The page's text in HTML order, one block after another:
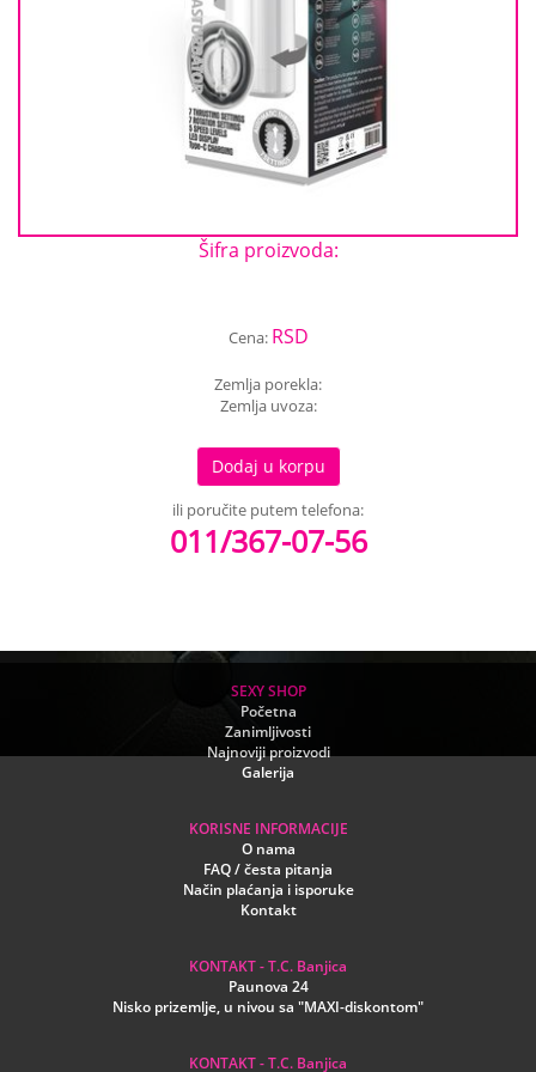
Šifra proizvoda:
Cena: RSD
Zemlja porekla:
Zemlja uvoza:
Dodaj u korpu
ili poručite putem telefona:
011/367-07-56
SEXY SHOP
Početna
Zanimljivosti
Najnoviji proizvodi
Galerija
KORISNE INFORMACIJE
O nama
FAQ / česta pitanja
Način plaćanja i isporuke
Kontakt
KONTAKT - T.C. Banjica
Paunova 24
Nisko prizemlje, u nivou sa "MAXI-diskontom"
KONTAKT - T.C. Banjica